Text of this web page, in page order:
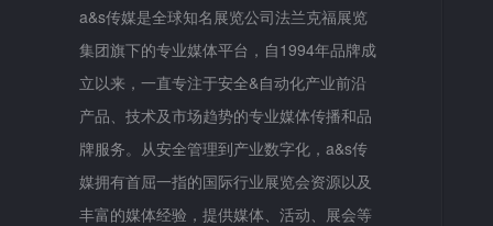
a&s传媒是全球知名展览公司法兰克福展览
集团旗下的专业媒体平台，自1994年品牌成
立以来，一直专注于安全&自动化产业前沿
产品、技术及市场趋势的专业媒体传播和品
牌服务。从安全管理到产业数字化，a&s传
媒拥有首屈一指的国际行业展览会资源以及
丰富的媒体经验，提供媒体、活动、展会等